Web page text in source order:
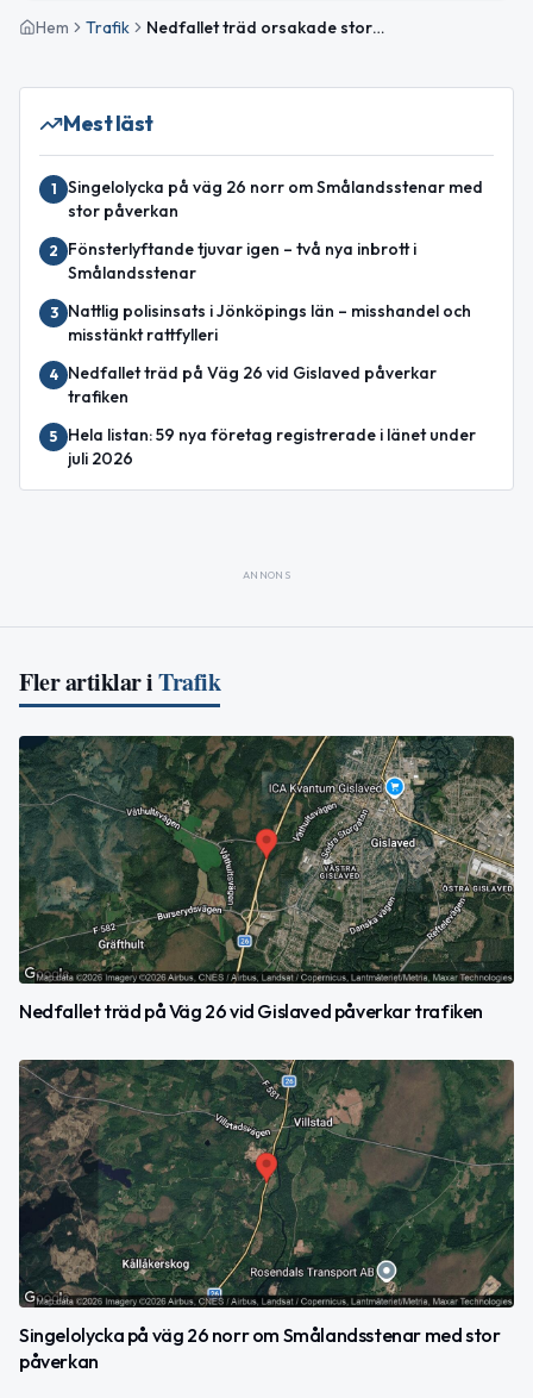
Hem Trafik Nedfallet träd orsakade stor påverkan på väg 571 mellan Sandvik och Lidhult
Mest läst
1
Singelolycka på väg 26 norr om Smålandsstenar med
stor påverkan
2
Fönsterlyftande tjuvar igen – två nya inbrott i
Smålandsstenar
3
Nattlig polisinsats i Jönköpings län – misshandel och
misstänkt rattfylleri
4
Nedfallet träd på Väg 26 vid Gislaved påverkar
trafiken
5
Hela listan: 59 nya företag registrerade i länet under
juli 2026
ANNONS
Fler artiklar iTrafik
Nedfallet träd på Väg 26 vid Gislaved påverkar trafiken
Singelolycka på väg 26 norr om Smålandsstenar med stor
påverkan